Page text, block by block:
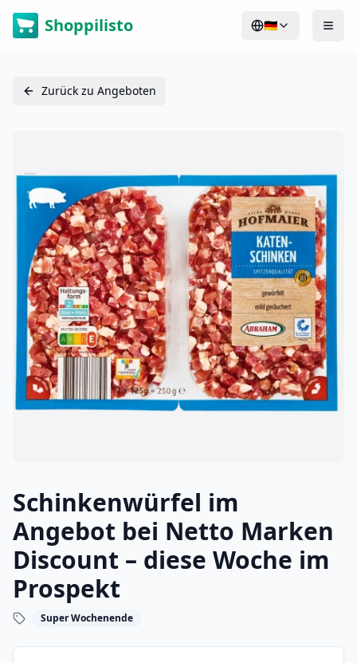
Shoppilisto 🇩🇪
Zurück zu Angeboten
Schinkenwürfel im
Angebot bei Netto Marken
Discount – diese Woche im
Prospekt
Super Wochenende